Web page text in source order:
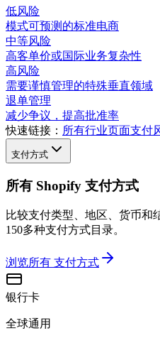
低风险
模式可预测的标准电商
中等风险
高客单价或国际业务复杂性
高风险
需要谨慎管理的特殊垂直领域
退单管理
减少争议，提高批准率
快速链接： 所有行业页面支付
支付方式
所有 Shopify 支付方式
比较支付类型、地区、货币和
150多种支付方式目录。
浏览所有 支付方式
银行卡
全球通用